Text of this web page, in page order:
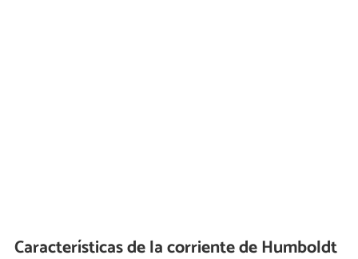
Características de la corriente de Humboldt